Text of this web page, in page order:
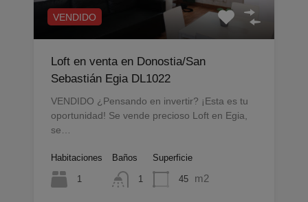
VENDIDO
Loft en venta en Donostia/San
Sebastián Egia DL1022
VENDIDO ¿Pensando en invertir? ¡Esta es tu
oportunidad! Se vende precioso Loft en Egia,
se…
Habitaciones
1
Baños
1
Superficie
45 m2